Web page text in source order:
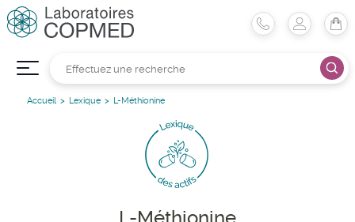
Accueil Lexique L-Méthionine